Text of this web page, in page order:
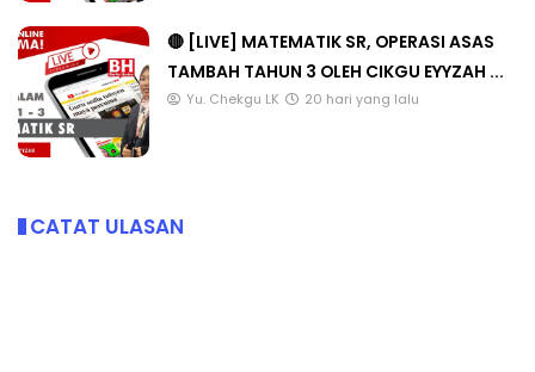
🔴 [LIVE] MATEMATIK SR, OPERASI ASAS
TAMBAH TAHUN 3 OLEH CIKGU EYYZAH ...
Yu. Chekgu LK 20 hari yang lalu
CATAT ULASAN